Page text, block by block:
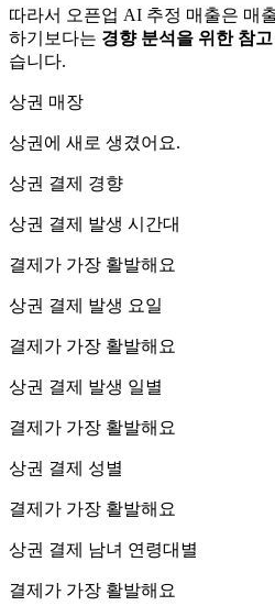
따라서 오픈업 AI 추정 매출은 매
하기보다는 경향 분석을 위한 참
습니다.
상권 매장
상권에 새로 생겼어요.
상권 결제 경향
상권 결제 발생 시간대
결제가 가장 활발해요
상권 결제 발생 요일
결제가 가장 활발해요
상권 결제 발생 일별
결제가 가장 활발해요
상권 결제 성별
결제가 가장 활발해요
상권 결제 남녀 연령대별
결제가 가장 활발해요